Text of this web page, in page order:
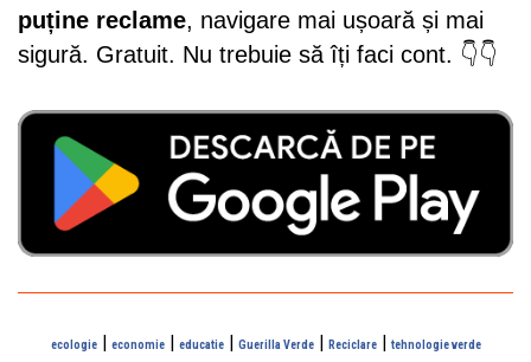
puține reclame, navigare mai ușoară și mai
sigură. Gratuit. Nu trebuie să îți faci cont. 👇👇
ecologie| economie| educatie| Guerilla Verde| Reciclare| tehnologie verde